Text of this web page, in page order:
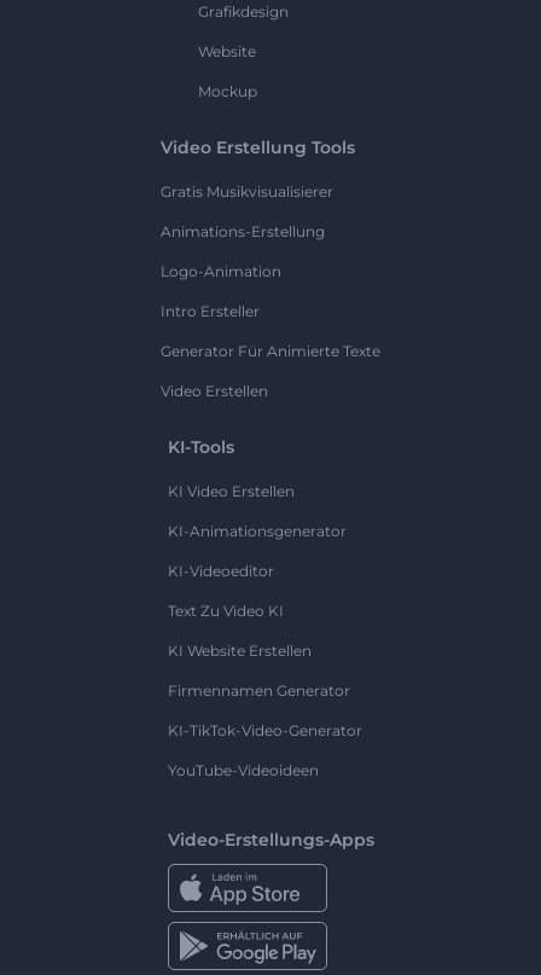
Grafikdesign
Website
Mockup
Video Erstellung Tools
Gratis Musikvisualisierer
Animations-Erstellung
Logo-Animation
Intro Ersteller
Generator Für Animierte Texte
Video Erstellen
KI-Tools
KI Video Erstellen
KI-Animationsgenerator
KI-Videoeditor
Text Zu Video KI
KI Website Erstellen
Firmennamen Generator
KI-TikTok-Video-Generator
YouTube-Videoideen
Video-Erstellungs-Apps